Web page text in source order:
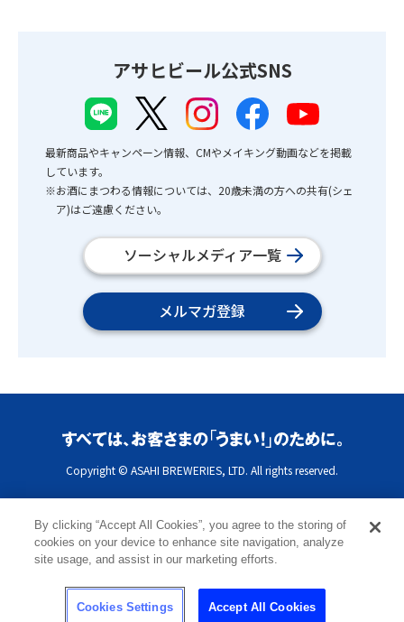
アサヒビール公式SNS
最新商品やキャンペーン情報、CMやメイキング動画などを掲載
しています。
※お酒にまつわる情報については、20歳未満の方への共有(シェ
ア)はご遠慮ください。
ソーシャルメディア一覧
メルマガ登録
Copyright © ASAHI BREWERIES, LTD. All rights reserved.
By clicking “Accept All Cookies”, you agree to the storing of
cookies on your device to enhance site navigation, analyze
site usage, and assist in our marketing efforts.
Cookies Settings Accept All Cookies